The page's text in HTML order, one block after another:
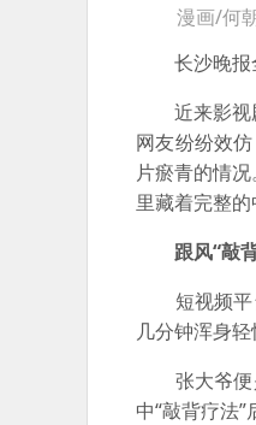
漫画/何
长沙晚报
近来影视剧
网友纷纷效
片瘀青的情
里藏着完整
跟风“敲
短视频平台
几分钟浑身
张大爷便是
中“敲背疗法